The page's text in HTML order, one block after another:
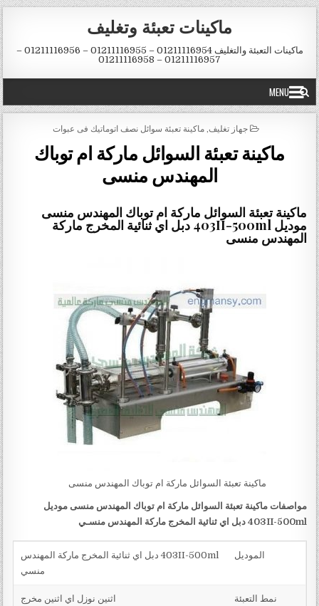
Skip to content
ماكينات تعبئة وتغليف
ماكينات التعبئة والتغليف 01211116954 – 01211116955 – 01211116956 –
01211116957 – 01211116958
MENU
POSTED IN
جهاز تغليف ماكينة تعبئة سوائل نصف اتوماتيك فى عبوات
ماكينة تعبئة السوائل ماركة ام توباك
المهندس منسى
ماكينة تعبئة السوائل ماركة ام توباك المهندس منسى
موديل 403II-500ml دبل اي ثنائية المخرج ماركة
المهندس منسى
ماكينة تعبئة السوائل ماركة ام توباك المهندس منسى
مواصفات ماكينة تعبئة السوائل ماركة ام توباك المهندس منسى موديل
403II-500ml دبل اي ثنائية المخرج ماركة المهندس منسـي
الموديل
403II-500ml دبل اي ثنائية المخرج ماركة المهندس
منسي
نمط التعبئة اثنين نوزل اي اثنين مخرج